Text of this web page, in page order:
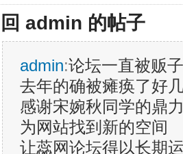
回 admin 的帖子
admin:论坛一直被贩
去年的确被瘫痪了好
感谢宋婉秋同学的鼎
为网站找到新的空间
让蕊网论坛得以长期